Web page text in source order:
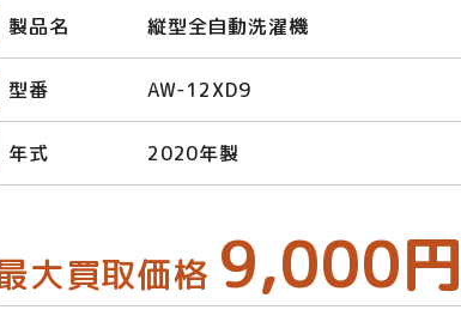
製品名 縦型全自動洗濯機
型番 AW-12XD9
年式 2020年製
大買取価格 9,000円